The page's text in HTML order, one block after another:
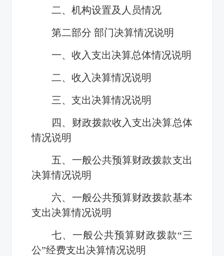
二、机构设置及人员情况
第二部分 部门决算情况说明
一、收入支出决算总体情况说明
二、收入决算情况说明
三、支出决算情况说明
四、财政拨款收入支出决算总体
情况说明
五、一般公共预算财政拨款支出
决算情况说明
六、一般公共预算财政拨款基本
支出决算情况说明
七、一般公共预算财政拨款“三
公”经费支出决算情况说明